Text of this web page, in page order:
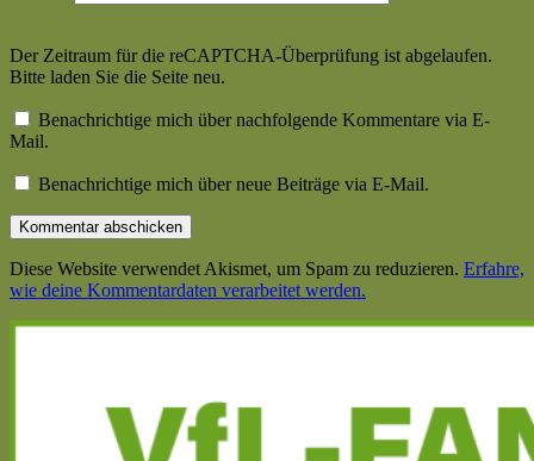
Der Zeitraum für die reCAPTCHA-Überprüfung ist abgelaufen.
Bitte laden Sie die Seite neu.
Benachrichtige mich über nachfolgende Kommentare via E-
Mail.
Benachrichtige mich über neue Beiträge via E-Mail.
Diese Website verwendet Akismet, um Spam zu reduzieren. Erfahre,
wie deine Kommentardaten verarbeitet werden.
Haupt-